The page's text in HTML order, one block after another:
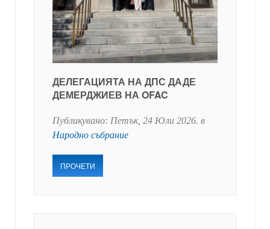
ДЕЛЕГАЦИЯТА НА ДПС ДАДЕ
ДЕМЕРДЖИЕВ НА OFAC
Публикувано: Петък, 24 Юли 2026. в
Народно събрание
ПРОЧЕТИ